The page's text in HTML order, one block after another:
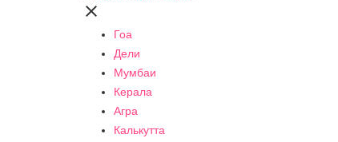

Гоа
Дели
Мумбаи
Керала
Агра
Калькутта